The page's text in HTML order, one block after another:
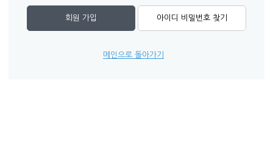
아이디 비밀번호 찾기
회원 가입
메인으로 돌아가기